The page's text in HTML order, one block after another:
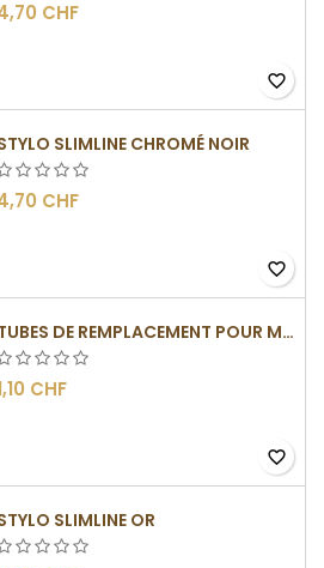
CHF
favorite_border
SLIMLINE CHROMÉ NOIR
CHF
favorite_border
TUBES DE REMPLACEMENT POUR MÉCANISMES SLIMLINE
CHF
favorite_border
SLIMLINE OR